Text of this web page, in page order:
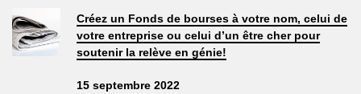
Créez un Fonds de bourses à votre nom, celui de
votre entreprise ou celui d’un être cher pour
soutenir la relève en génie!
15 septembre 2022